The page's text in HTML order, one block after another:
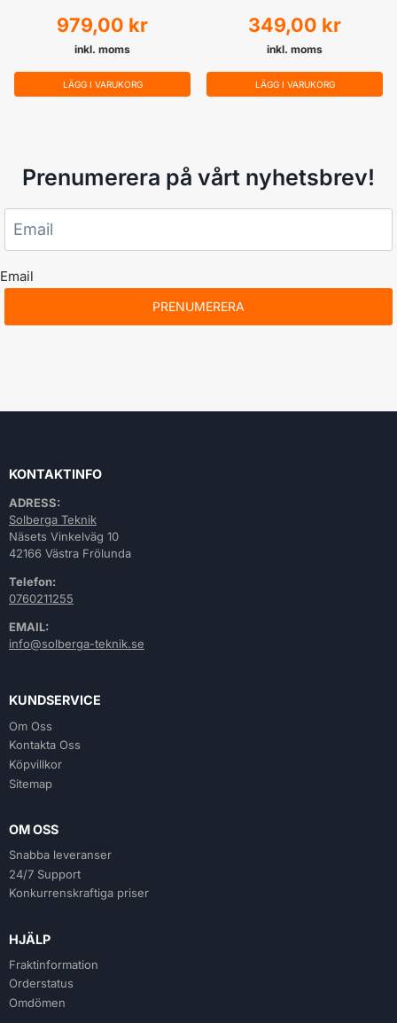
979,00 kr
inkl. moms
LÄGG I VARUKORG
349,00 kr
inkl. moms
LÄGG I VARUKORG
Prenumerera på vårt nyhetsbrev!
Email
PRENUMERERA
KONTAKTINFO
ADRESS:
Solberga Teknik
Näsets Vinkelväg 10
42166 Västra Frölunda
Telefon:
0760211255
EMAIL:
info@solberga-teknik.se
KUNDSERVICE
Om Oss
Kontakta Oss
Köpvillkor
Sitemap
OM OSS
Snabba leveranser
24/7 Support
Konkurrenskraftiga priser
HJÄLP
Fraktinformation
Orderstatus
Omdömen